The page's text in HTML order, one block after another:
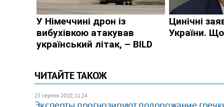
ЧИТАЙТЕ ТАКОЖ
25 серпня 2010, 11:24